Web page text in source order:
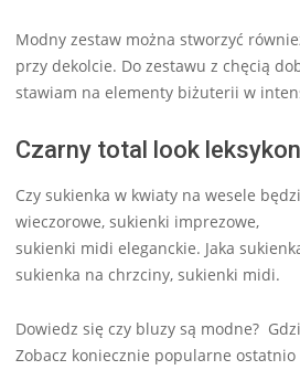
Modny zestaw można stworzyć
przy dekolcie. Do zestawu z chęcią
stawiam na elementy biżuterii w
Czarny total look
Czy sukienka w kwiaty na wesele
wieczorowe, sukienki imprezowe,
sukienki midi eleganckie. Jaka
sukienka na chrzciny, sukienki midi.
Dowiedz się czy bluzy są modne?
Zobacz koniecznie popularne